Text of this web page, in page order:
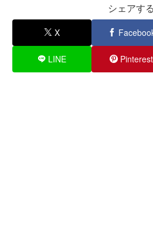
シェアする
X
LINE Pinterest